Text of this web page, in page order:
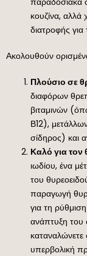
κουζίνα, αλλά
διατροφής για
Ακολουθούν
Πλούσιο σε
διαφόρων
βιταμινών
Β12),
σίδηρος) και
Καλό για τον
ιωδίου, ένα
του
παραγωγή
για τη
ανάπτυξη του
καταναλώνετε
υπερβολική